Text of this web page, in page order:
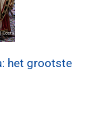
het grootste